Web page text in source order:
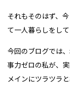
それもそのはず、
て一人暮らしをし
今回のブログでは
事力ゼロの私が、
メインにツラツラ